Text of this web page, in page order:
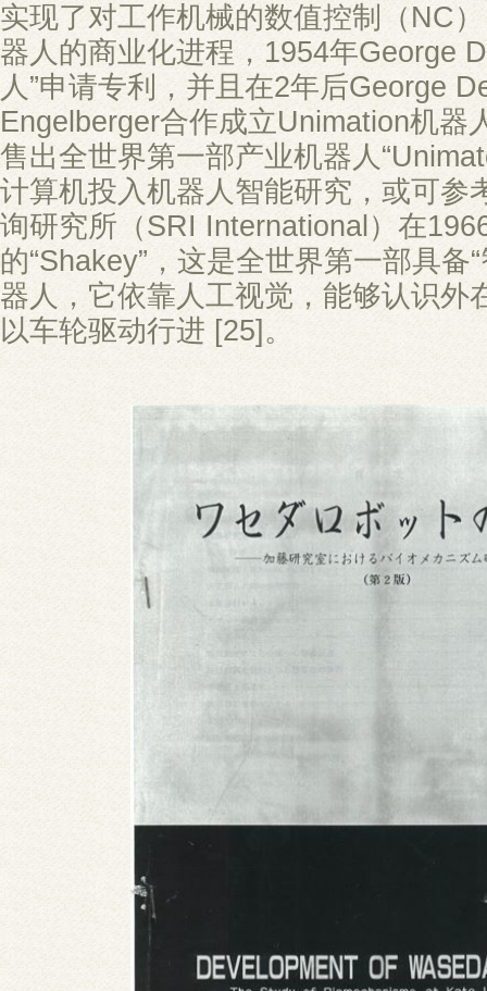
实现了对工作机械的数值控制（NC
器人的商业化进程，1954年George
人”申请专利，并且在2年后George
Engelberger合作成立Unimation机器
售出全世界第一部产业机器人
计算机投入机器人智能研究，或可参
询研究所（SRI International）在
的“Shakey”，这是全世界第一部具备
器人，它依靠人工视觉，能够认识外
以车轮驱动行进 [25]。